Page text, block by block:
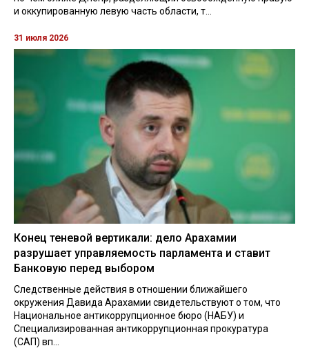
и оккупированную левую часть области, т...
31 июля 2026
Конец теневой вертикали: дело Арахамии
разрушает управляемость парламента и ставит
Банковую перед выбором
Следственные действия в отношении ближайшего
окружения Давида Арахамии свидетельствуют о том, что
Национальное антикоррупционное бюро (НАБУ) и
Специализированная антикоррупционная прокуратура
(САП) вп...